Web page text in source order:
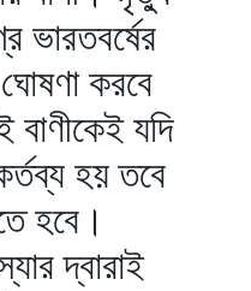
ভারতবর্ষের
করবে
যদি
হয় তবে
হবে।
দ্বারাই